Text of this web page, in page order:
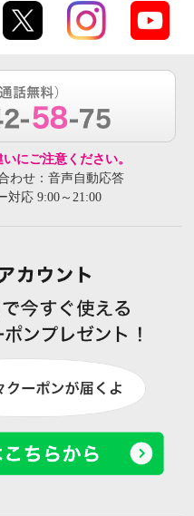
にご注意ください。
わせ：音声自動応答
対応 9:00～21:00